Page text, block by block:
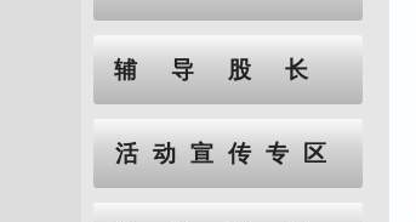
辅导股长
活动宣传专区